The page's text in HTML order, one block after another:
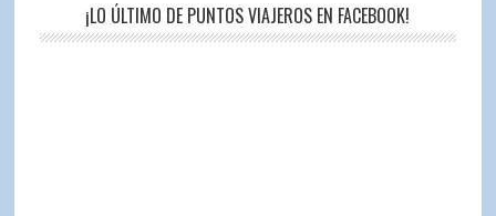
¡LO ÚLTIMO DE PUNTOS VIAJEROS EN FACEBOOK!